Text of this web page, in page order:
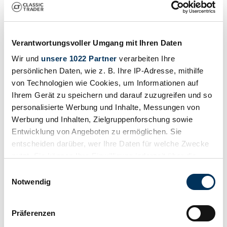
Verantwortungsvoller Umgang mit Ihren Daten
Wir und unsere 1022 Partner verarbeiten Ihre
persönlichen Daten, wie z. B. Ihre IP-Adresse, mithilfe
von Technologien wie Cookies, um Informationen auf
Ihrem Gerät zu speichern und darauf zuzugreifen und so
personalisierte Werbung und Inhalte, Messungen von
Werbung und Inhalten, Zielgruppenforschung sowie
Entwicklung von Angeboten zu ermöglichen. Sie
entscheiden darüber, wer Ihre Daten für welche Zwecke
Trigger Symbol ändern oder widerrufen
Informationen über Ihre geografische Lage
Notwendig
Präferenzen
1968 | Ruska Regina
hace 2 años